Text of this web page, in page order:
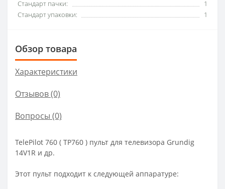
Стандарт пачки:
1
Стандарт упаковки:
1
Обзор товара
Характеристики
Отзывов (0)
Вопросы (0)
TelePilot 760 ( TP760 ) пульт для телевизора Grundig
14V1R и др.
Этот пульт подходит к следующей аппаратуре: